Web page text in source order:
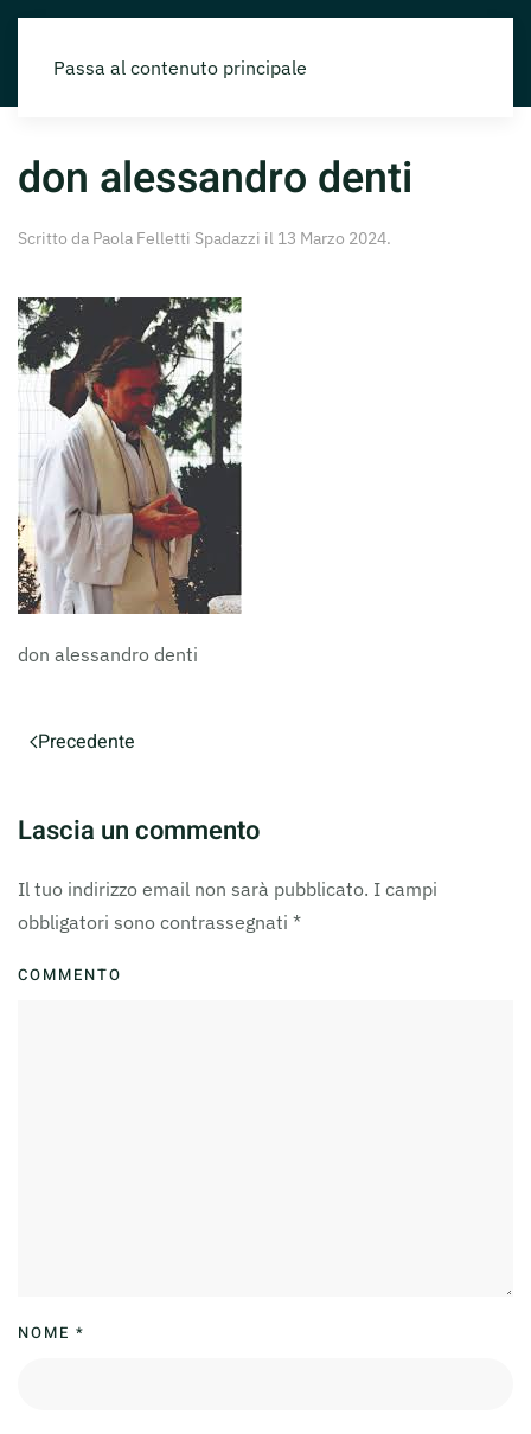
Passa al contenuto principale
don alessandro denti
Scritto da Paola Felletti Spadazzi il 13 Marzo 2024.
don alessandro denti
Precedente
Lascia un commento
Il tuo indirizzo email non sarà pubblicato. I campi
obbligatori sono contrassegnati *
COMMENTO
NOME *